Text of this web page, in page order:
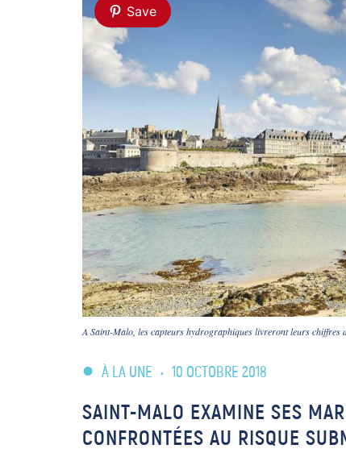
Save
A Saint-Malo, les capteurs hydrographiques livreront leurs chiffres
À LA UNE • 10 OCTOBRE 2018
SAINT-MALO EXAMINE SES
CONFRONTÉES AU RISQUE